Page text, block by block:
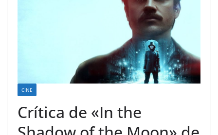
CINE
Crítica de «In the